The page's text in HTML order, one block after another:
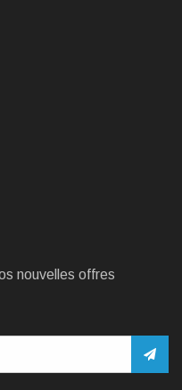
nouvelles offres